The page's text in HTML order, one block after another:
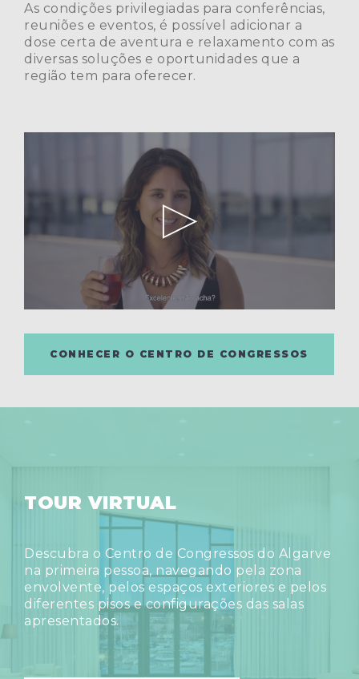
As condições privilegiadas para conferências,
reuniões e eventos, é possível adicionar a
dose certa de aventura e relaxamento com as
diversas soluções e oportunidades que a
região tem para oferecer.
CONHECER O CENTRO DE CONGRESSOS
TOUR VIRTUAL
Descubra o Centro de Congressos do Algarve
na primeira pessoa, navegando pela zona
envolvente, pelos espaços exteriores e pelos
diferentes pisos e configurações das salas
apresentados.